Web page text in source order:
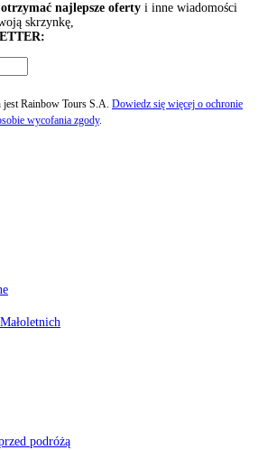
najlepsze oferty i inne wiadomości
skrzynkę,
Rainbow Tours S.A. Dowiedz się więcej o ochronie
wycofania zgody.
podróżą